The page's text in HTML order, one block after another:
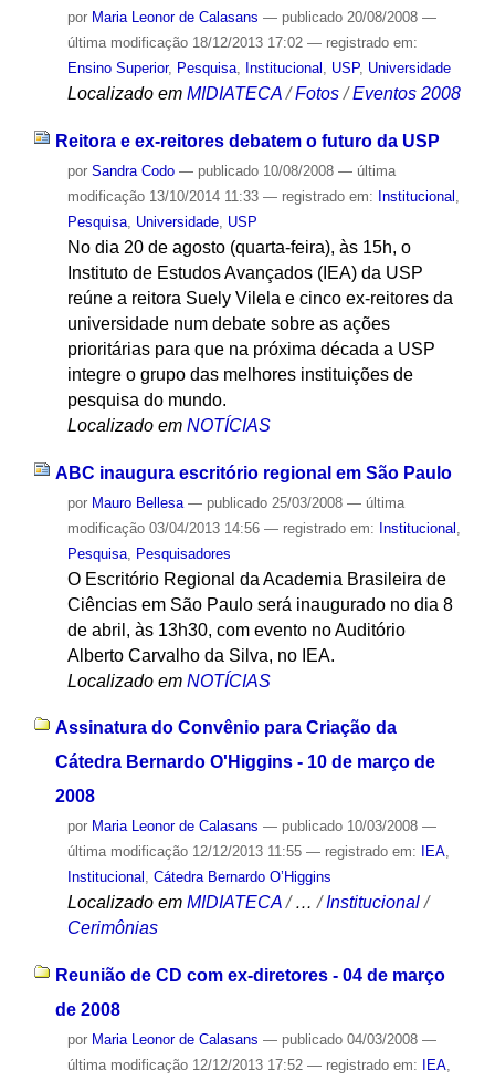
por Maria Leonor de Calasans — publicado20/08/2008 —
última modificação18/12/2013 17:02 — registrado em:
Ensino Superior, Pesquisa, Institucional , USP, Universidade
Localizado em MIDIATECA /Fotos /Eventos 2008
Reitora e ex-reitores debatem o futuro da USP
por Sandra Codo — publicado10/08/2008 — última
modificação13/10/2014 11:33 — registrado em: Institucional ,
Pesquisa, Universidade, USP
No dia 20 de agosto (quarta-feira), às 15h, o
Instituto de Estudos Avançados (IEA) da USP
reúne a reitora Suely Vilela e cinco ex-reitores da
universidade num debate sobre as ações
prioritárias para que na próxima década a USP
integre o grupo das melhores instituições de
pesquisa do mundo.
Localizado em NOTÍCIAS
ABC inaugura escritório regional em São Paulo
por Mauro Bellesa — publicado25/03/2008 — última
modificação03/04/2013 14:56 — registrado em: Institucional
Pesquisa, Pesquisadores
O Escritório Regional da Academia Brasileira de
Ciências em São Paulo será inaugurado no dia 8
de abril, às 13h30, com evento no Auditório
Alberto Carvalho da Silva, no IEA.
Localizado em NOTÍCIAS
Assinatura do Convênio para Criação da
Cátedra Bernardo O'Higgins - 10 de março de
2008
por Maria Leonor de Calasans — publicado10/03/2008 —
última modificação12/12/2013 11:55 — registrado em: IEA,
Institucional , Cátedra Bernardo O’Higgins
Localizado em MIDIATECA / …/Institucional /
Cerimônias
Reunião de CD com ex-diretores - 04 de março
de 2008
por Maria Leonor de Calasans — publicado04/03/2008 —
última modificação12/12/2013 17:52 — registrado em: IEA,